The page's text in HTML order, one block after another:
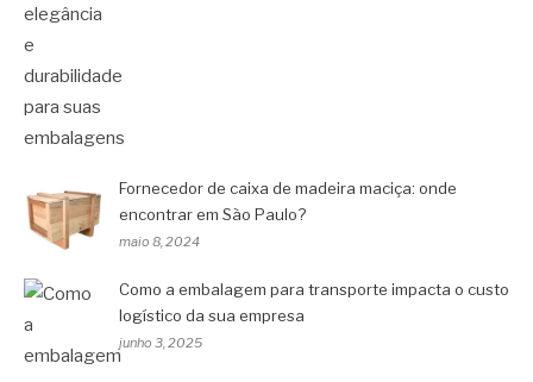
Fornecedor de caixa de madeira maciça: onde
encontrar em São Paulo?
maio 8, 2024
Como a embalagem para transporte impacta o custo
logístico da sua empresa
junho 3, 2025